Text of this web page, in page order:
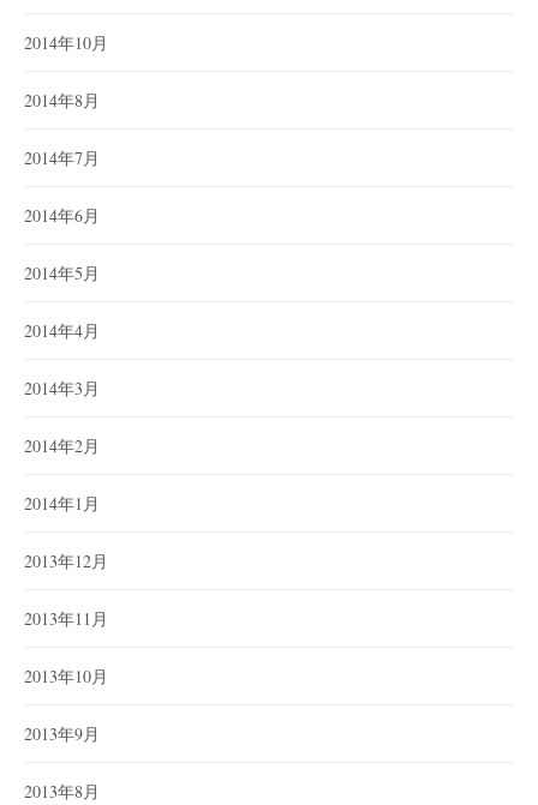
2014年10月
2014年8月
2014年7月
2014年6月
2014年5月
2014年4月
2014年3月
2014年2月
2014年1月
2013年12月
2013年11月
2013年10月
2013年9月
2013年8月